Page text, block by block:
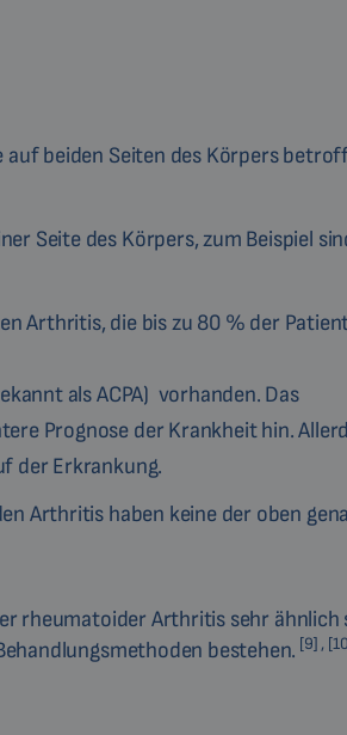
auf beiden Seiten des Körpers
Seite des Körpers, zum Beispiel
Arthritis, die bis zu 80 % der
als ACPA) vorhanden. Das
Prognose der Krankheit hin.
der Erkrankung.
Arthritis haben keine der oben
rheumatoider Arthritis sehr ähnlich
bestehen. [9] ,